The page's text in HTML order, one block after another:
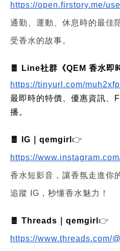
https://open.firstory.me/
通勤、運動、休息時的最佳
受香水的故事。
🧧 Line社群《QEM 香水即
https://tinyurl.com/
最即時的特價、優惠資訊、
播。
🧧 IG｜qemgirl 👉
https://
香水短影音，讓香氛走進你
追蹤 IG，秒懂香水魅力！
🧧 Threads｜qemgirl 👉
https://www.threads.com/